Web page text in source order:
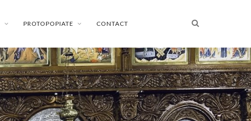
PROTOPOPIATE CONTACT